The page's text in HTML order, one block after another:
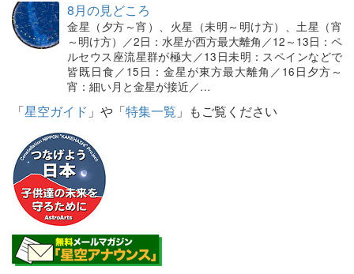
8月の見どころ
金星（夕方～宵）、火星（未明～明け方）、土星（宵
～明け方）／2日：水星が西方最大離角／12～13日：ペ
ルセウス座流星群が極大／13日未明：スペインなどで
皆既日食／15日：金星が東方最大離角／16日夕方～
宵：細い月と金星が接近／…
「星空ガイド 」や「特集一覧 」もご覧ください